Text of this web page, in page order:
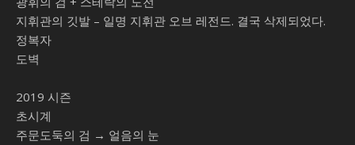
지휘관의 깃발 – 일명 지휘관 오브 레전드. 결국 삭제되었다.
정복자
도벽
2019 시즌
초시계
주문도둑의 검 → 얼음의 눈